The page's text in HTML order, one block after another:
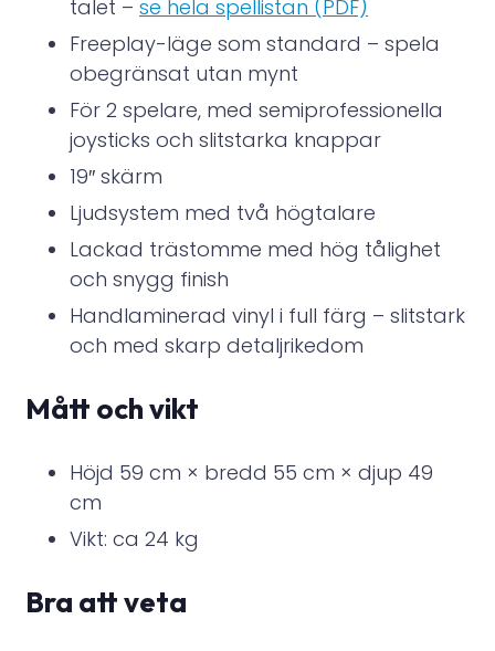
talet – se hela spellistan (PDF)
Freeplay-läge som standard – spela
obegränsat utan mynt
För 2 spelare, med semiprofessionella
joysticks och slitstarka knappar
19″ skärm
Ljudsystem med två högtalare
Lackad trästomme med hög tålighet
och snygg finish
Handlaminerad vinyl i full färg – slitstark
och med skarp detaljrikedom
Mått och vikt
Höjd 59 cm × bredd 55 cm × djup 49
cm
Vikt: ca 24 kg
Bra att veta